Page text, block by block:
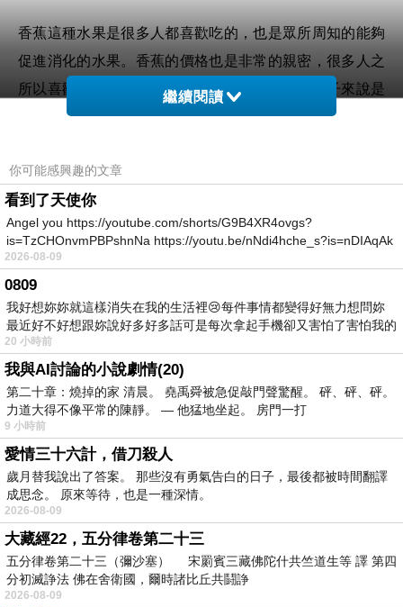
香蕉這種水果是很多人都喜歡吃的，也是眾所周知的能夠
促進消化的水果。香蕉的價格也是非常的親密，很多人之
所以喜歡吃香蕉，就是因為能夠緩解便秘，對孩子來說是
壹種非常健康的水果了。在孩子便秘的時候，可以適當的
中更有很豐富的營養，適當的讓孩子吃對孩子非常好。
葡萄
葡萄在這個季節也是比較常見的壹種水果了，葡萄的口味
是酸酸甜甜的，小孩子就比較喜歡吃這種酸酸甜甜的水
果。葡萄當中也有很多的維生素
較便宜的，對於孩子來說不僅味道好
效 必利勁學名藥 必利勁用法 必利勁網購 必利勁屈臣氏，
更有很豐富的營養，對孩子的身體能夠起到很大的幫助。
但是家長在給孩子吃葡萄的時候壹定要註意，因為葡萄當
中有的可能會有很多的核，千萬要註意，不要讓孩子吞到
肚子裏。
其實除了這些水果之外，生活當中還有很多的水果對孩子
的身體都能夠起到很好的幫助，吃水果能夠讓孩子變得更
繼續閱讀
你可能感興趣的文章
看到了天使你
Angel you https://youtube.com/shorts/G9B4XR4ovgs?
is=TzCHOnvmPBPshnNa https://youtu.be/nNdi4hche_s?is=nDIAqAk
2026-08-09
0809
我好想妳妳就這樣消失在我的生活裡😢每件事情都變得好無力想問妳
最近好不好想跟妳說好多好多話可是每次拿起手機卻又害怕了害怕我的
出現
20 小時前
我與AI討論的小說劇情(20)
第二十章：燒掉的家 清晨。 堯禹舜被急促敲門聲驚醒。 砰、砰、砰。
力道大得不像平常的陳靜。 — 他猛地坐起。 房門一打
9 小時前
愛情三十六計，借刀殺人
歲月替我說出了答案。 那些沒有勇氣告白的日子，最後都被時間翻譯
成思念。 原來等待，也是一種深情。
2026-08-09
大藏經22，五分律卷第二十三
五分律卷第二十三（彌沙塞） 宋罽賓三藏佛陀什共竺道生等 譯 第四
分初滅諍法 佛在舍衛國，爾時諸比丘共鬪諍
2026-08-09